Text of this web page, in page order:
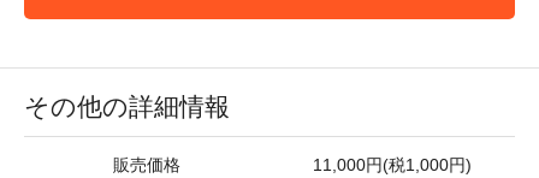
その他の詳細情報
販売価格 11,000円(税1,000円)